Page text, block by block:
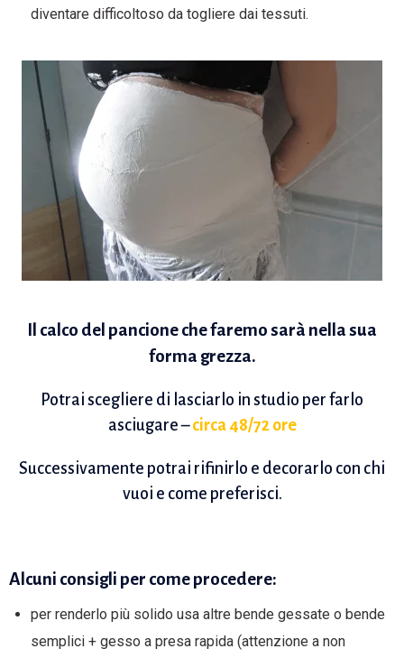
diventare difficoltoso da togliere dai tessuti.
Il calco del pancione che faremo sarà nella sua
forma grezza.
Potrai scegliere di lasciarlo in studio per farlo
asciugare –circa 48/72 ore
Successivamente potrai rifinirlo e decorarlo con chi
vuoi e come preferisci.
Alcuni consigli per come procedere:
per renderlo più solido usa altre bende gessate o bende
semplici + gesso a presa rapida (attenzione a non